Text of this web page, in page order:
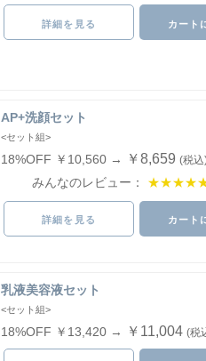
詳細を見る カート
AP+洗顔セット
<セット組>
18%OFF ￥10,560 → ￥8,659 (税込
みんなのレビュー：
詳細を見る カート
乳液美容液セット
<セット組>
18%OFF ￥13,420 → ￥11,004 (税